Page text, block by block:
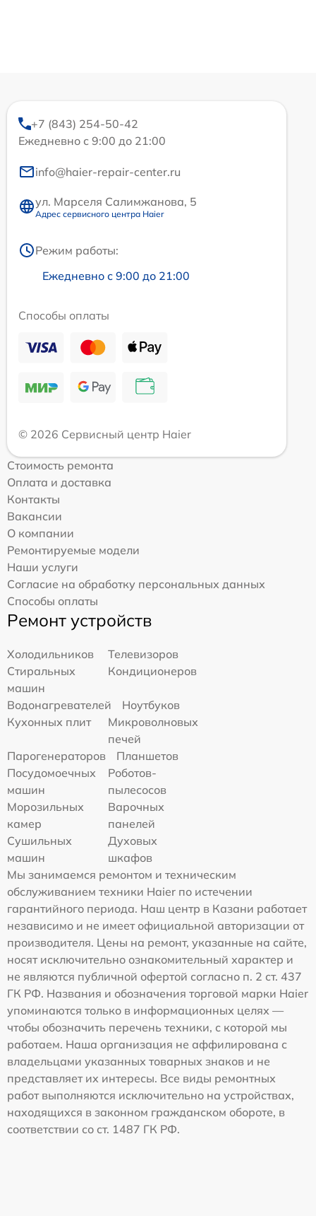
+7 (843) 254-50-42
Ежедневно с 9:00 до 21:00
info@haier-repair-center.ru
ул. Марселя Салимжанова, 5
Адрес сервисного центра Haier
Режим работы:
Ежедневно с 9:00 до 21:00
Способы оплаты
© 2026 Сервисный центр Haier
Стоимость ремонта
Оплата и доставка
Контакты
Вакансии
О компании
Ремонтируемые модели
Наши услуги
Согласие на обработку персональных данных
Способы оплаты
Ремонт устройств
Холодильников
Телевизоров
Стиральных
машин
Кондиционеров
Водонагревателей
Ноутбуков
Кухонных плит
Микроволновых
печей
Парогенераторов
Планшетов
Посудомоечных
машин
Роботов-
пылесосов
Морозильных
камер
Варочных
панелей
Сушильных
машин
Духовых
шкафов
Мы занимаемся ремонтом и техническим
обслуживанием техники Haier по истечении
гарантийного периода. Наш центр в Казани работает
независимо и не имеет официальной авторизации от
производителя. Цены на ремонт, указанные на сайте,
носят исключительно ознакомительный характер и
не являются публичной офертой согласно п. 2 ст. 437
ГК РФ. Названия и обозначения торговой марки Haier
упоминаются только в информационных целях —
чтобы обозначить перечень техники, с которой мы
работаем. Наша организация не аффилирована с
владельцами указанных товарных знаков и не
представляет их интересы. Все виды ремонтных
работ выполняются исключительно на устройствах,
находящихся в законном гражданском обороте, в
соответствии со ст. 1487 ГК РФ.